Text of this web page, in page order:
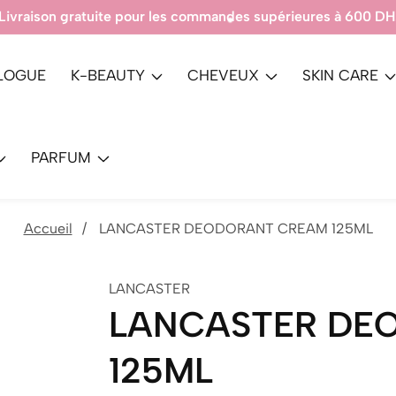
Produits 100%
K-BEAUTY CHEVEUX SKIN CARE
PARFUM
Accueil LANCASTER DEODORANT CREAM 125ML
LANCASTER
LANCASTER
125ML